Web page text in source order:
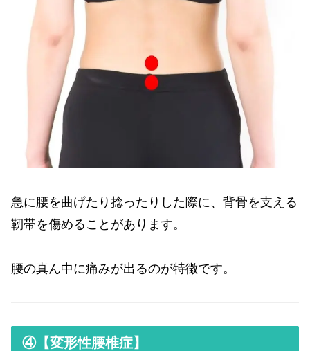
急に腰を曲げたり捻ったりした際に、背骨を支える
靭帯を傷めることがあります。
腰の真ん中に痛みが出るのが特徴です。
④【変形性腰椎症】